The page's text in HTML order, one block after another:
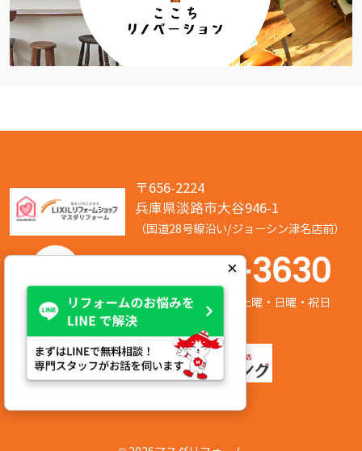
〒656-2224
兵庫県淡路市大谷946-1
（国道28号線沿い/ジョーシン津名店前）
050-7586-3630
営業時間:8:00～17:00 定休日:第2/第4土曜・日曜・祝日
×